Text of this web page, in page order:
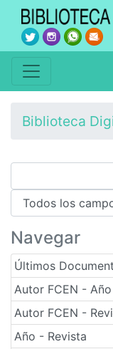
Biblioteca
Navegar
Últimos
Autor FCEN - Año
Autor FCEN -
Año - Revista